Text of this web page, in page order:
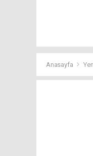
Anasayfa